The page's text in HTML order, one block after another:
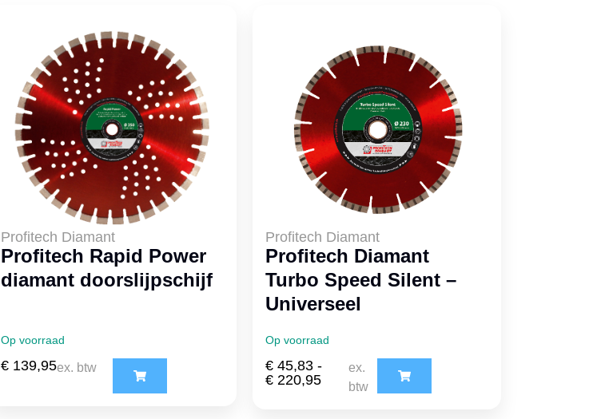
Profitech Diamant
Profitech Rapid Power
diamant doorslijpschijf
Op voorraad
€ 139,95ex. btw
Profitech Diamant
Profitech Diamant
Turbo Speed Silent –
Universeel
Op voorraad
€ 45,83 -
€ 220,95
ex.
btw